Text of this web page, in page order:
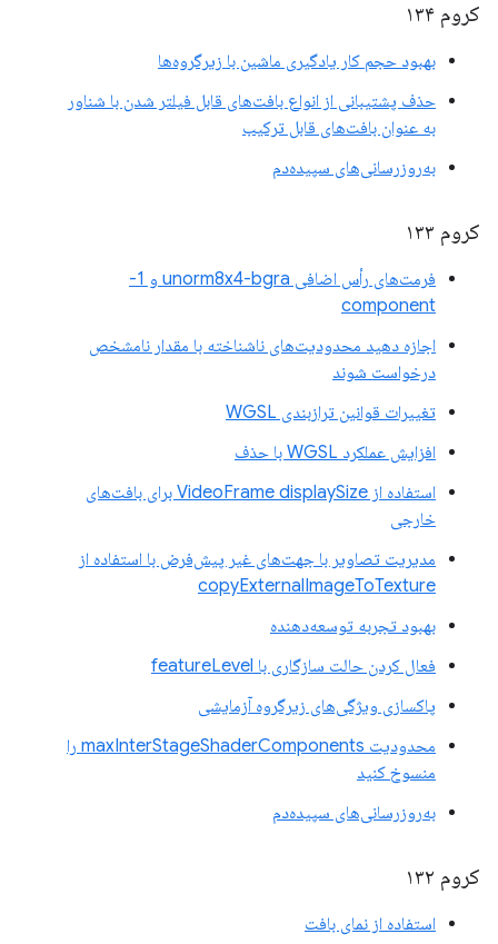
کروم ۱۳۴
بهبود حجم کار یادگیری ماشین با زیرگروه‌ها
حذف پشتیبانی از انواع بافت‌های قابل فیلتر شدن با شناور
به عنوان بافت‌های قابل ترکیب
به‌روزرسانی‌های سپیده‌دم
کروم ۱۳۳
فرمت‌های رأس اضافی unorm8x4-bgra و 1-
component
اجازه دهید محدودیت‌های ناشناخته با مقدار نامشخص
درخواست شوند
تغییرات قوانین ترازبندی WGSL
افزایش عملکرد WGSL با حذف
استفاده از VideoFrame displaySize برای بافت‌های
خارجی
مدیریت تصاویر با جهت‌های غیر پیش‌فرض با استفاده از
copyExternalImageToTexture
بهبود تجربه توسعه‌دهنده
فعال کردن حالت سازگاری با featureLevel
پاکسازی ویژگی‌های زیرگروه آزمایشی
محدودیت maxInterStageShaderComponents را
منسوخ کنید
به‌روزرسانی‌های سپیده‌دم
کروم ۱۳۲
استفاده از نمای بافت